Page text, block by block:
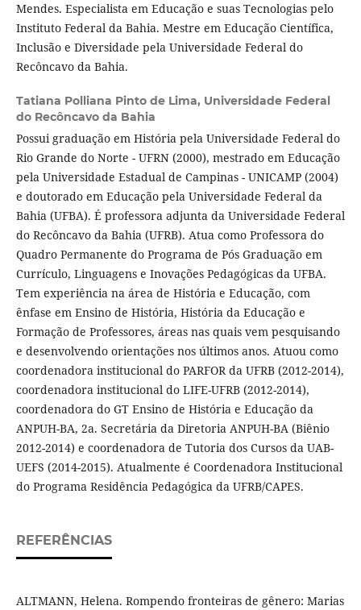
Mendes. Especialista em Educação e suas Tecnologias pelo
Instituto Federal da Bahia. Mestre em Educação Científica,
Inclusão e Diversidade pela Universidade Federal do
Recôncavo da Bahia.
Tatiana Polliana Pinto de Lima, Universidade Federal
do Recôncavo da Bahia
Possui graduação em História pela Universidade Federal do
Rio Grande do Norte - UFRN (2000), mestrado em Educação
pela Universidade Estadual de Campinas - UNICAMP (2004)
e doutorado em Educação pela Universidade Federal da
Bahia (UFBA). É professora adjunta da Universidade Federal
do Recôncavo da Bahia (UFRB). Atua como Professora do
Quadro Permanente do Programa de Pós Graduação em
Currículo, Linguagens e Inovações Pedagógicas da UFBA.
Tem experiência na área de História e Educação, com
ênfase em Ensino de História, História da Educação e
Formação de Professores, áreas nas quais vem pesquisando
e desenvolvendo orientações nos últimos anos. Atuou como
coordenadora institucional do PARFOR da UFRB (2012-2014),
coordenadora institucional do LIFE-UFRB (2012-2014),
coordenadora do GT Ensino de História e Educação da
ANPUH-BA, 2a. Secretária da Diretoria ANPUH-BA (Biênio
2012-2014) e coordenadora de Tutoria dos Cursos da UAB-
UEFS (2014-2015). Atualmente é Coordenadora Institucional
do Programa Residência Pedagógica da UFRB/CAPES.
REFERÊNCIAS
ALTMANN, Helena. Rompendo fronteiras de gênero: Marias